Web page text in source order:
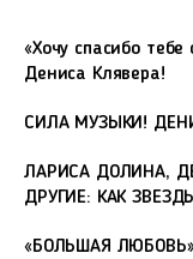
«Хочу спасибо
Дениса Клявера!
СИЛА МУЗЫКИ!
ЛАРИСА ДОЛИНА,
ДРУГИЕ: КАК
«БОЛЬШАЯ